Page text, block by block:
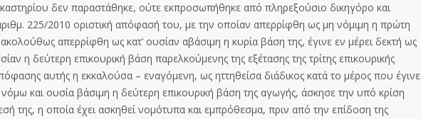
δεν παραστάθηκε, ούτε εκπροσωπήθηκε από πληρεξούσιο δικηγόρο και
225/2010 οριστική απόφασή του, με την οποίαν απερρίφθη ως μη νόμιμη η πρώτη
απερρίφθη ως κατ’ ουσίαν αβάσιμη η κυρία βάση της, έγινε εν μέρει δεκτή ως
η δεύτερη επικουρική βάση παρελκούμενης της εξέτασης της τρίτης επικουρικής
αυτής η εκκαλούσα – εναγόμενη, ως ηττηθείσα διάδικος κατά το μέρος που έγινε
νόμω και ουσία βάσιμη η δεύτερη επικουρική βάση της αγωγής, άσκησε την υπό κρίση
της, η οποία έχει ασκηθεί νομότυπα και εμπρόθεσμα, πριν από την επίδοση της